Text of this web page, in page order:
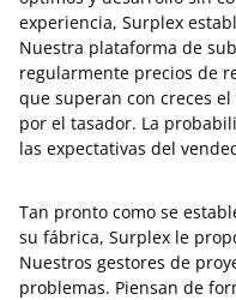
experiencia, Surplex
Nuestra plataforma de
regularmente precios de
que superan con creces
por el tasador. La
las expectativas del
Tan pronto como se
su fábrica, Surplex le
Nuestros gestores de
problemas. Piensan de